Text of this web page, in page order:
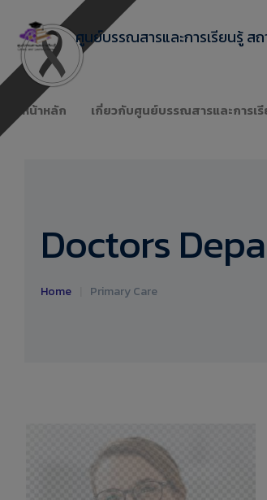
ศูนย์บรรณสารและการเรียนรู้ ส
หน้าหลัก เกี่ยวกับศูนย์บรรณสารและการเ
Doctors
Home Primary Care